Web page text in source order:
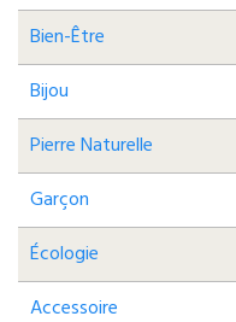
Bien-Être
Bijou
Pierre Naturelle
Garçon
Écologie
Accessoire